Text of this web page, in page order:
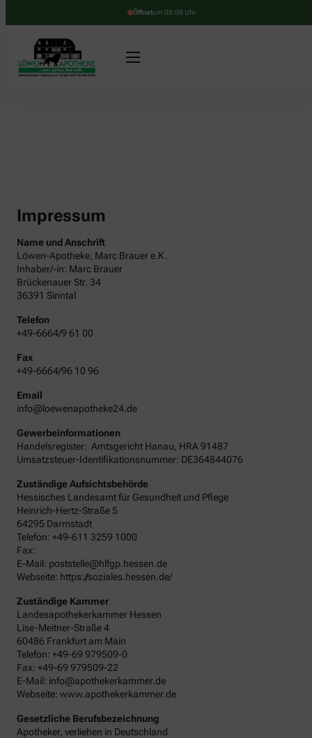
Öffnetum 08:00 Uhr
Impressum
Name und Anschrift
Löwen-Apotheke, Marc Brauer e.K.
Inhaber/-in: Marc Brauer
Brückenauer Str. 34
36391 Sinntal
Telefon
+49-6664/9 61 00
Fax
+49-6664/96 10 96
Email
info@loewenapotheke24.de
Gewerbeinformationen
Handelsregister: Amtsgericht Hanau HRA 91487
Umsatzsteuer-Identifikationsnummer: DE364844076
Zuständige Aufsichtsbehörde
Hessisches Landesamt für Gesundheit und Pflege
Heinrich-Hertz-Straße 5
64295 Darmstadt
Telefon: +49-611 3259 1000
Fax:
E-Mail: poststelle@hlfgp.hessen.de
Webseite: https://soziales.hessen.de/
Zuständige Kammer
Landesapothekerkammer Hessen
Lise-Meitner-Straße 4
60486 Frankfurt am Main
Telefon: +49-69 979509-0
Fax: +49-69 979509-22
E-Mail: info@apothekerkammer.de
Webseite: www.apothekerkammer.de
Gesetzliche Berufsbezeichnung
Apotheker, verliehen in Deutschland